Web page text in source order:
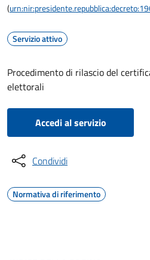
(
Servizio attivo
Procedimento di rilascio del
elettorali
Accedi al servizio
Condividi
Normativa di riferimento